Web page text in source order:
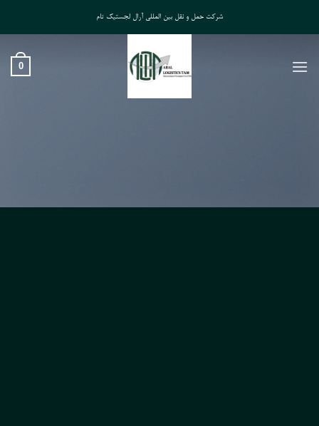
شرکت حمل و نقل بین المللی آرال لجستیک تام
0